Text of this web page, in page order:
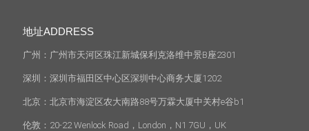
地址ADDRESS
广州：广州市天河区珠江新城保利克洛维中景B座2301
深圳：深圳市福田区中心区深圳中心商务大厦1202
北京：北京市海淀区农大南路88号万霖大厦中关村e谷b1
伦敦：20-22 Wenlock Road，London，N1 7GU，UK